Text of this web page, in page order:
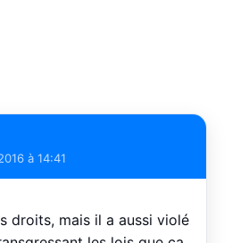
à 14:41
droits, mais il a aussi violé